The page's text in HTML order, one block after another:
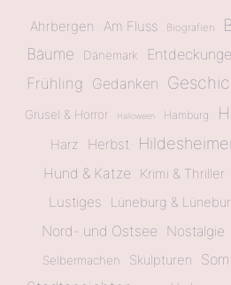
Ahrbergen Am Fluss Biografien
Bäume Dänemark
Frühling Gedanken
Grusel & Horror Halloween Hamburg
Harz Herbst
Hund & Katze Krimi & Thriller
Lustiges Lüneburg &
Nord- und Ostsee Nostalgie
Selbermachen Skulpturen